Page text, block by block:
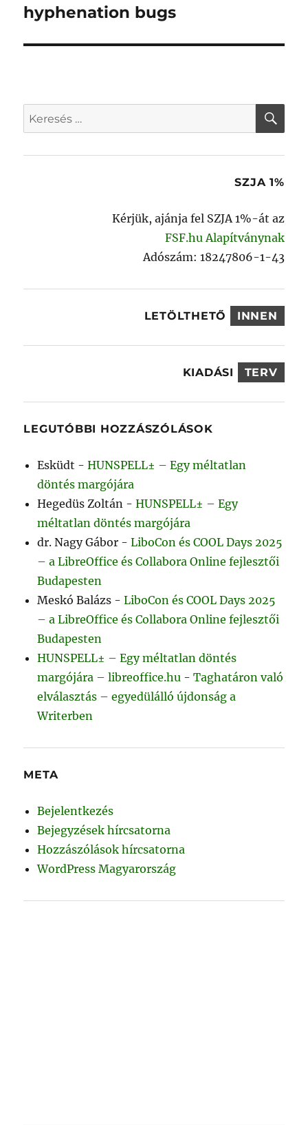
hyphenation bugs
Keresés
a
SZJA 1%
Kérjük, ajánja fel SZJA 1%-át az
FSF.hu Alapítványnak
Adószám: 18247806-1-43
LETÖLTHETŐ INNEN
KIADÁSI TERV
LEGUTÓBBI HOZZÁSZÓLÁSOK
Esküdt -HUNSPELL± – Egy méltatlan
döntés margójára
Hegedüs Zoltán -HUNSPELL± – Egy
méltatlan döntés margójára
dr. Nagy Gábor -LiboCon és COOL Days 2025
– a LibreOffice és Collabora Online fejlesztői
Budapesten
Meskó Balázs -LiboCon és COOL Days 2025
– a LibreOffice és Collabora Online fejlesztői
Budapesten
HUNSPELL± – Egy méltatlan döntés
margójára – libreoffice.hu -Taghatáron való
elválasztás – egyedülálló újdonság a
Writerben
META
Bejelentkezés
Bejegyzések hírcsatorna
Hozzászólások hírcsatorna
WordPress Magyarország